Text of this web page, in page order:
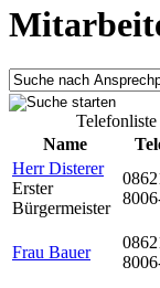
Name
Herr Disterer
Erster
Bürgermeister
Frau Bauer